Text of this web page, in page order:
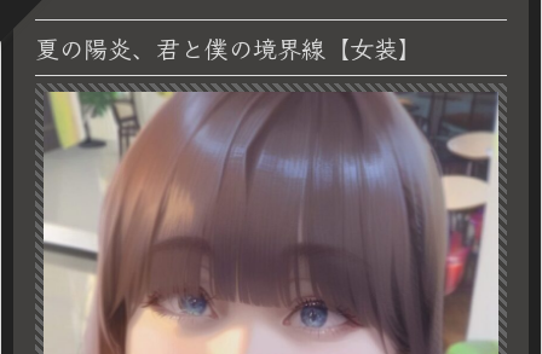
夏の陽炎、君と僕の境界線【女装】